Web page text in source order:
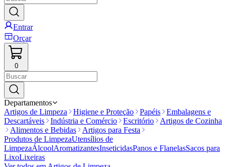
Entrar
Orçar
0
Departamentos
Artigos de Limpeza
Higiene e Proteção Papéis
Embalagens e
Descartáveis
Indústria e Comércio Escritório
Artigos de Cozinha
Alimentos e Bebidas
Artigos para Festa
Produtos de LimpezaUtensílios de
LimpezaÁlcoolAromatizantesInseticidasPanos e FlanelasSacos para
LixoLixeiras